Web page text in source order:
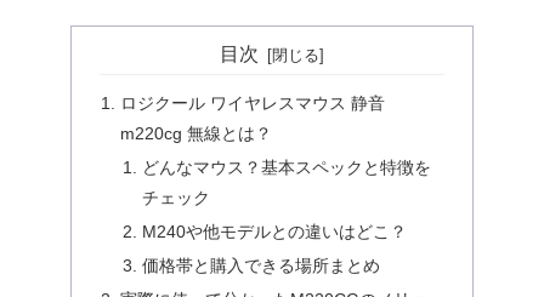
目次
ロジクール ワイヤレスマウス 静音
m220cg 無線とは？
どんなマウス？基本スペックと特徴を
チェック
M240や他モデルとの違いはどこ？
価格帯と購入できる場所まとめ